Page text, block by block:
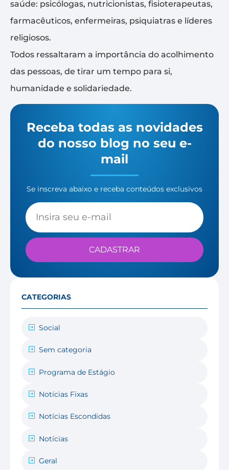
saúde: psicólogas, nutricionistas, fisioterapeutas,
farmacêuticos, enfermeiras, psiquiatras e líderes
religiosos.
Todos ressaltaram a importância do acolhimento
das pessoas, de tirar um tempo para si,
humanidade e solidariedade.
Receba todas as novidades
do nosso blog no seu e-
mail
Se inscreva abaixo e receba conteúdos exclusivos
CADASTRAR
CATEGORIAS
Social
Sem categoria
Programa de Estágio
Notícias Fixas
Notícias Escondidas
Notícias
Geral